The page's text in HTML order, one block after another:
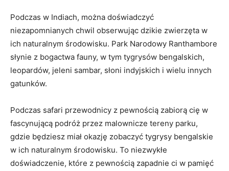
Podczas w Indiach, można doświadczyć
niezapomnianych chwil obserwując dzikie zwierzęta w
ich naturalnym środowisku. Park Narodowy Ranthambore
słynie z bogactwa ⁣fauny, w tym‌ tygrysów bengalskich,
leopardów, jeleni sambar, słoni ‌indyjskich i wielu innych
gatunków.
Podczas safari przewodnicy z pewnością zabiorą cię w
fascynującą podróż przez malownicze tereny parku,⁣
gdzie będziesz miał okazję zobaczyć tygrysy bengalskie
w ich naturalnym środowisku. To niezwykłe
doświadczenie, które z pewnością zapadnie ci w pamięć